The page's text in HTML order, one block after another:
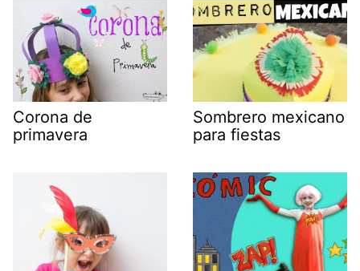
Corona de
primavera
Sombrero mexicano
para fiestas